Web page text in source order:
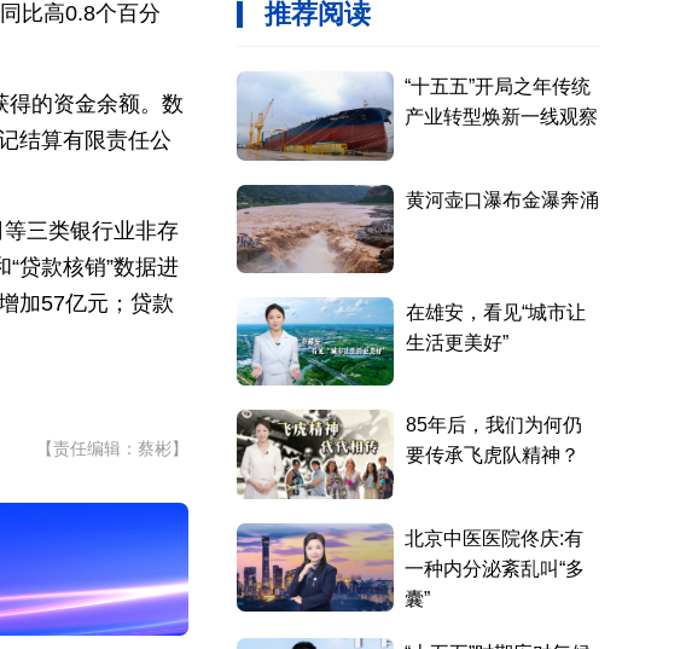
比高0.8个百分
得的资金余额。数
结算有限责任公
三类银行业非存
贷款核销”数据进
加57亿元；贷款
【责任编辑：蔡彬】